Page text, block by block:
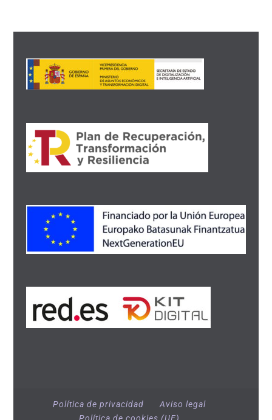
Política de privacidad
Aviso legal
Política de cookies (UE)